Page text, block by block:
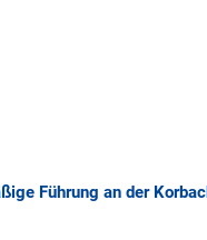
Führung an der